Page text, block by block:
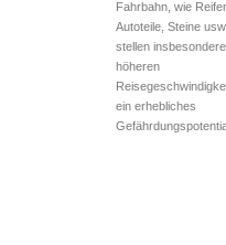
Fahrbahn, wie
Autoteile, Steine usw.
stellen
höheren
ein erhebliches